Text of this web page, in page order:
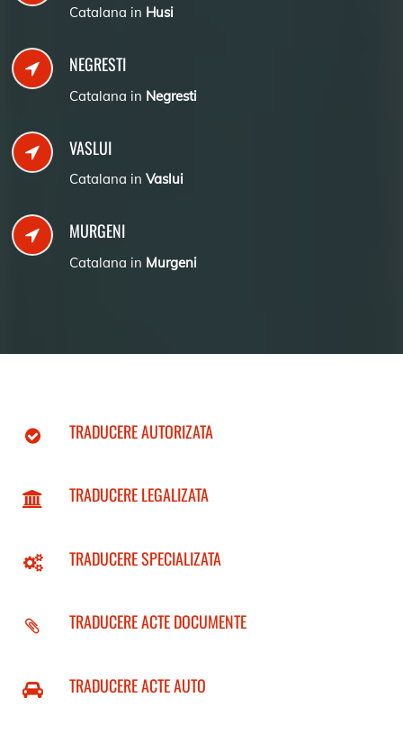
Catalana in Husi
NEGRESTI
Catalana in Negresti
VASLUI
Catalana in Vaslui
MURGENI
Catalana in Murgeni
TRADUCERE AUTORIZATA
TRADUCERE LEGALIZATA
TRADUCERE SPECIALIZATA
TRADUCERE ACTE DOCUMENTE
TRADUCERE ACTE AUTO